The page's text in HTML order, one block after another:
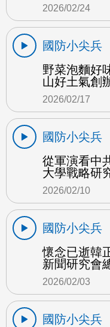
2026/02/24
國防小尖兵
野菜泡麵好
山好土氣創
2026/02/17
國防小尖兵
從軍演看中
大學戰略研
2026/02/10
國防小尖兵
懷念已逝韓
新聞研究會
2026/02/03
國防小尖兵